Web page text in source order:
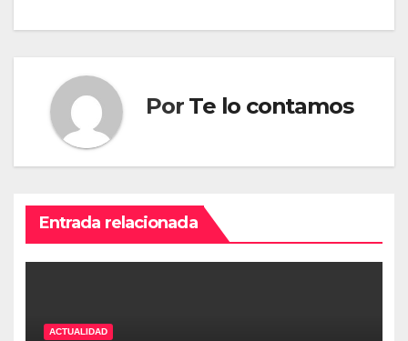
Por Te lo contamos
Entrada relacionada
ACTUALIDAD